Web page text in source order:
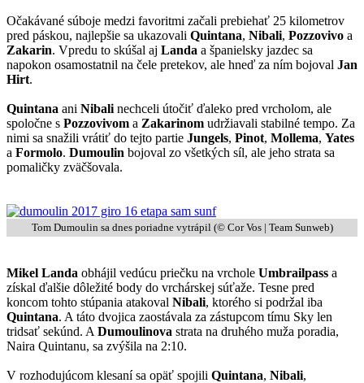
Očakávané súboje medzi favoritmi začali prebiehať 25 kilometrov
pred páskou, najlepšie sa ukazovali Quintana, Nibali, Pozzovivo a
Zakarin. Vpredu to skúšal aj Landa a španielsky jazdec sa
napokon osamostatnil na čele pretekov, ale hneď za ním bojoval Jan
Hirt.
Quintana ani Nibali nechceli útočiť ďaleko pred vrcholom, ale
spoločne s Pozzovivom a Zakarinom udržiavali stabilné tempo. Za
nimi sa snažili vrátiť do tejto partie Jungels, Pinot, Mollema, Yates
a Formolo. Dumoulin bojoval zo všetkých síl, ale jeho strata sa
pomaličky zväčšovala.
Tom Dumoulin sa dnes poriadne vytrápil (© Cor Vos | Team Sunweb)
Mikel Landa obhájil vedúcu priečku na vrchole Umbrailpass a
získal ďalšie dôležité body do vrchárskej súťaže. Tesne pred
koncom tohto stúpania atakoval Nibali, ktorého si podržal iba
Quintana. A táto dvojica zaostávala za zástupcom tímu Sky len
tridsať sekúnd. A Dumoulinova strata na druhého muža poradia,
Naira Quintanu, sa zvýšila na 2:10.
V rozhodujúcom klesaní sa opäť spojili Quintana, Nibali,